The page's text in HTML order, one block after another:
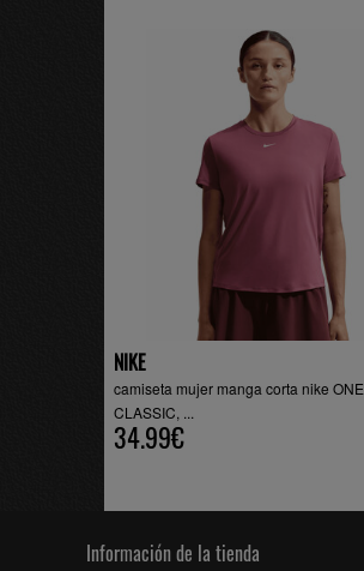
NIKE
camiseta mujer manga corta nike ONE
CLASSIC, ...
34.99€
Información de la tienda